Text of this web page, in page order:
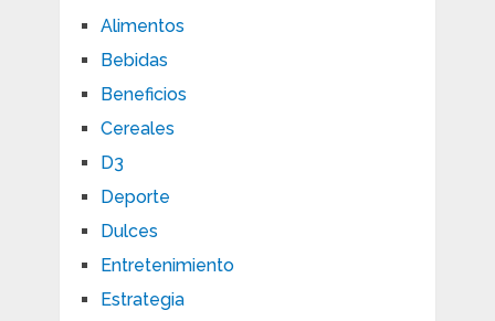
Alimentos
Bebidas
Beneficios
Cereales
D3
Deporte
Dulces
Entretenimiento
Estrategia